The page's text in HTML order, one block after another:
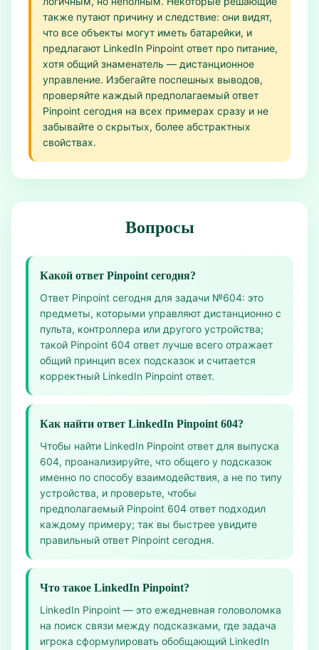
также путают причину и следствие: они видят,
что все объекты могут иметь батарейки, и
предлагают LinkedIn Pinpoint ответ про питание,
хотя общий знаменатель — дистанционное
управление. Избегайте поспешных выводов,
проверяйте каждый предполагаемый ответ
Pinpoint сегодня на всех примерах сразу и не
забывайте о скрытых, более абстрактных
свойствах.
Вопросы
Какой ответ Pinpoint сегодня?
Ответ Pinpoint сегодня для задачи №604: это
предметы, которыми управляют дистанционно с
пульта, контроллера или другого устройства;
такой Pinpoint 604 ответ лучше всего отражает
общий принцип всех подсказок и считается
корректный LinkedIn Pinpoint ответ.
Как найти ответ LinkedIn Pinpoint 604?
Чтобы найти LinkedIn Pinpoint ответ для выпуска
604, проанализируйте, что общего у подсказок
именно по способу взаимодействия, а не по типу
устройства, и проверьте, чтобы
предполагаемый Pinpoint 604 ответ подходил
каждому примеру; так вы быстрее увидите
правильный ответ Pinpoint сегодня.
Что такое LinkedIn Pinpoint?
LinkedIn Pinpoint — это ежедневная головоломка
на поиск связи между подсказками, где задача
игрока сформулировать обобщающий LinkedIn